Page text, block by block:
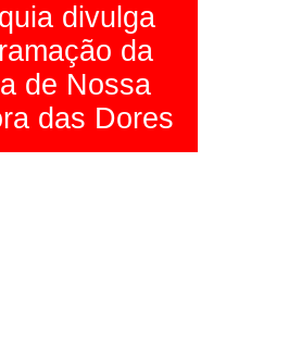
divulga
da
de Nossa
das Dores